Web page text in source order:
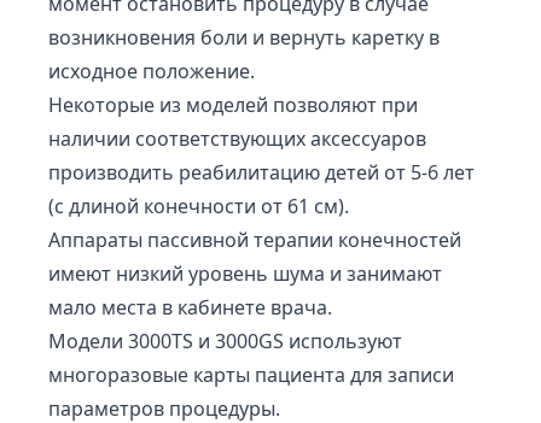
возникновения боли и вернуть каретку в
исходное положение.
Некоторые из моделей позволяют при
наличии соответствующих аксессуаров
производить реабилитацию детей от 5-6 лет
(с длиной конечности от 61 см).
Аппараты пассивной терапии конечностей
имеют низкий уровень шума и занимают
мало места в кабинете врача.
Модели 3000TS и 3000GS используют
многоразовые карты пациента для записи
параметров процедуры.